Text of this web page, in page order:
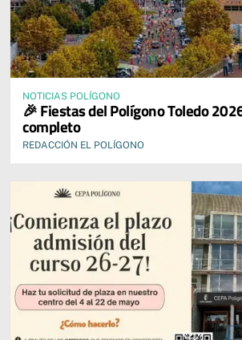
NOTICIAS POLÍGONO
🎉 Fiestas del Polígono Toledo
completo
REDACCIÓN EL POLÍGONO